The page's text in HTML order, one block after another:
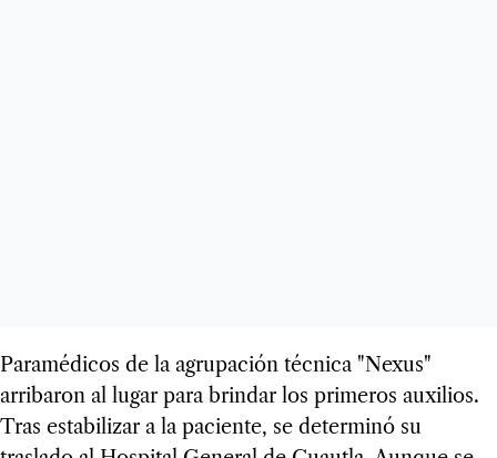
Paramédicos de la agrupación técnica "Nexus"
arribaron al lugar para brindar los primeros auxilios.
Tras estabilizar a la paciente, se determinó su